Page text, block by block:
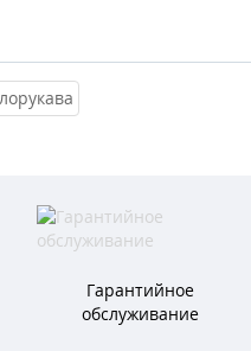
Гарантийное
обслуживание